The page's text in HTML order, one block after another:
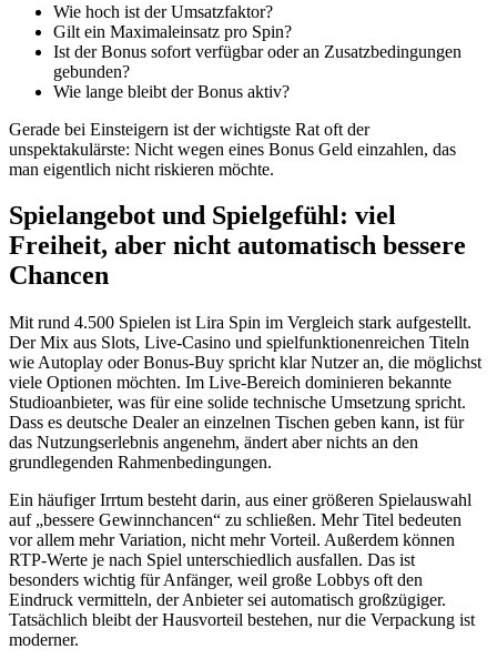
Wie hoch ist der Umsatzfaktor?
Gilt ein Maximaleinsatz pro Spin?
Ist der Bonus sofort verfügbar oder an Zusatzbedingungen
gebunden?
Wie lange bleibt der Bonus aktiv?
Gerade bei Einsteigern ist der wichtigste Rat oft der
unspektakulärste: Nicht wegen eines Bonus Geld einzahlen, das
man eigentlich nicht riskieren möchte.
Spielangebot und Spielgefühl: viel
Freiheit, aber nicht automatisch bessere
Chancen
Mit rund 4.500 Spielen ist Lira Spin im Vergleich stark aufgestellt.
Der Mix aus Slots, Live-Casino und spielfunktionenreichen Titeln
wie Autoplay oder Bonus-Buy spricht klar Nutzer an, die möglichst
viele Optionen möchten. Im Live-Bereich dominieren bekannte
Studioanbieter, was für eine solide technische Umsetzung spricht.
Dass es deutsche Dealer an einzelnen Tischen geben kann, ist für
das Nutzungserlebnis angenehm, ändert aber nichts an den
grundlegenden Rahmenbedingungen.
Ein häufiger Irrtum besteht darin, aus einer größeren Spielauswahl
auf „bessere Gewinnchancen“ zu schließen. Mehr Titel bedeuten
vor allem mehr Variation, nicht mehr Vorteil. Außerdem können
RTP-Werte je nach Spiel unterschiedlich ausfallen. Das ist
besonders wichtig für Anfänger, weil große Lobbys oft den
Eindruck vermitteln, der Anbieter sei automatisch großzügiger.
Tatsächlich bleibt der Hausvorteil bestehen, nur die Verpackung ist
moderner.